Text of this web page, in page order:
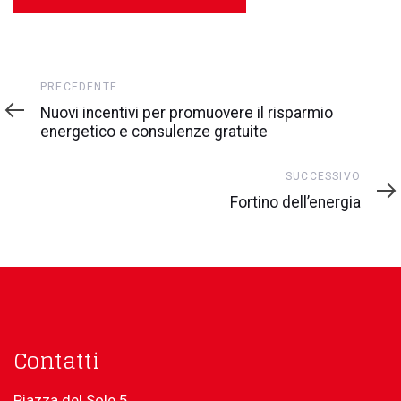
Precedente
PRECEDENTE
Nuovi incentivi per promuovere il risparmio
energetico e consulenze gratuite
SuccessivoSUCCESSIVO
Fortino dell’energia
Contatti